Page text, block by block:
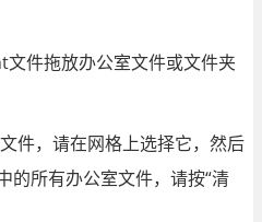
件拖放办公室文件或文件夹
，请在网格上选择它，然后
的所有办公室文件，请按“清